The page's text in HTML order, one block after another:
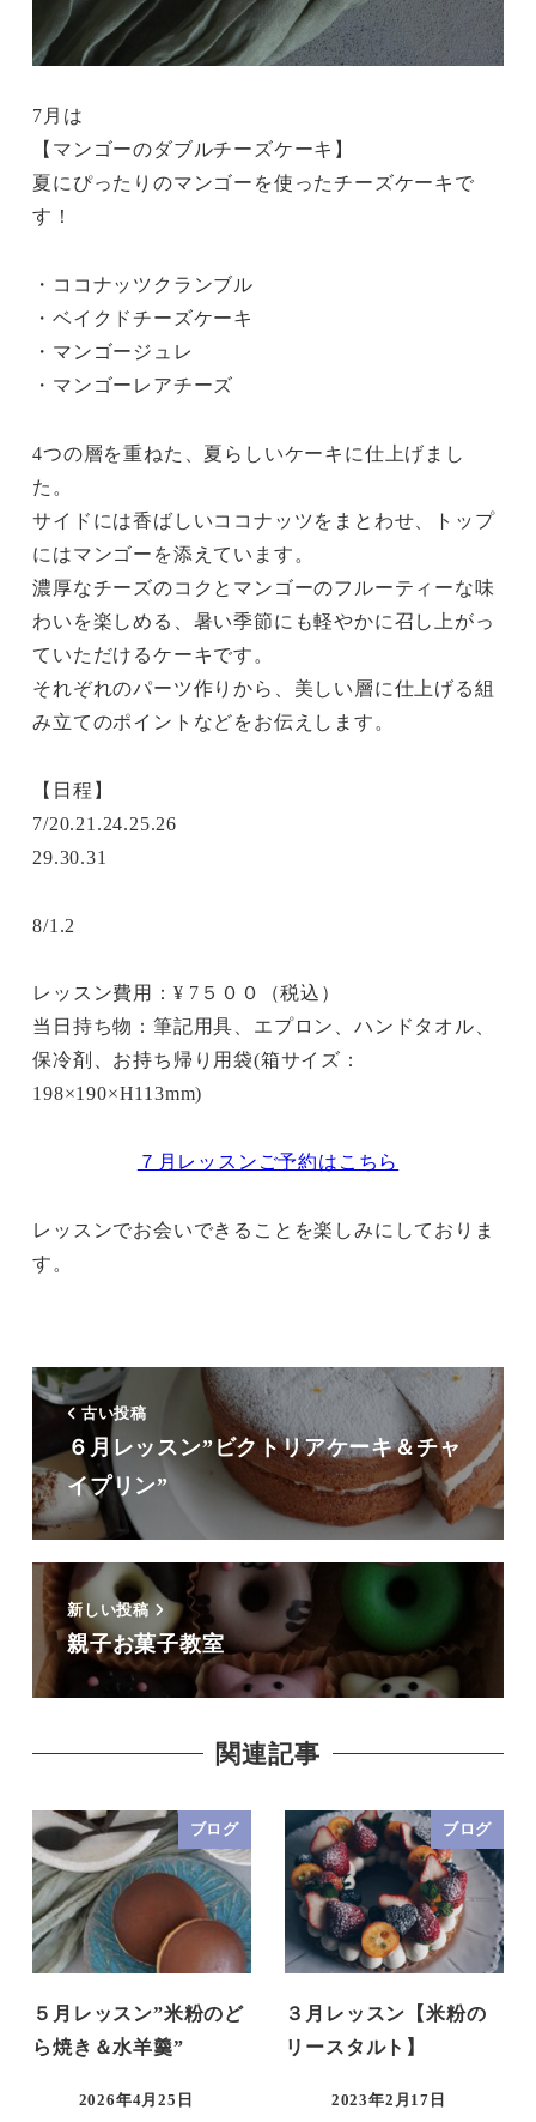
7月は
【マンゴーのダブルチーズケーキ】
夏にぴったりのマンゴーを使ったチーズケーキで
す！
・ココナッツクランブル
・ベイクドチーズケーキ
・マンゴージュレ
・マンゴーレアチーズ
4つの層を重ねた、夏らしいケーキに仕上げまし
た。
サイドには香ばしいココナッツをまとわせ、トップ
にはマンゴーを添えています。
濃厚なチーズのコクとマンゴーのフルーティーな味
わいを楽しめる、暑い季節にも軽やかに召し上がっ
ていただけるケーキです。
それぞれのパーツ作りから、美しい層に仕上げる組
み立てのポイントなどをお伝えします。
【日程】
7/20.21.24.25.26
29.30.31
8/1.2
レッスン費用：¥ 7５００（税込）
当日持ち物：筆記用具、エプロン、ハンドタオル、
保冷剤、お持ち帰り用袋(箱サイズ：
198×190×H113mm)
７月レッスンご予約はこちら
レッスンでお会いできることを楽しみにしておりま
す。
古い投稿
６月レッスン”ビクトリアケーキ＆チャ
イプリン”
新しい投稿
親子お菓子教室
関連記事
ブログ
５月レッスン”米粉のど
ら焼き＆水羊羹”
2026年4月25日
ブログ
３月レッスン【米粉の
リースタルト】
2023年2月17日